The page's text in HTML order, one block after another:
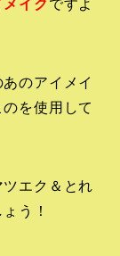
イク ですよ
のアイメイ
を使用して
エク＆とれ
う！